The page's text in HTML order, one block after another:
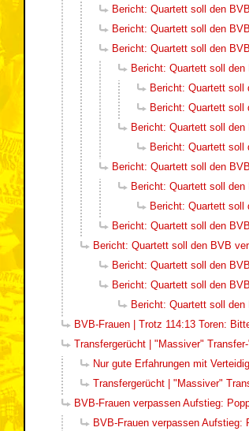
Bericht: Quartett soll den
Bericht: Quartett soll den
Bericht: Quartett soll den
Bericht: Quartett soll
Bericht: Quartett soll
Bericht: Quartett soll
Bericht: Quartett soll
Bericht: Quartett soll
Bericht: Quartett soll den
Bericht: Quartett soll
Bericht: Quartett soll
Bericht: Quartett soll den
Bericht: Quartett soll den BVB
Bericht: Quartett soll den
Bericht: Quartett soll den
Bericht: Quartett soll
BVB-Frauen | Trotz 114:13 Toren:
Transfergerücht | "Massiver"
Nur gute Erfahrungen mit
Transfergerücht | "Massiver"
BVB-Frauen verpassen Aufstieg:
BVB-Frauen verpassen Aufstieg: